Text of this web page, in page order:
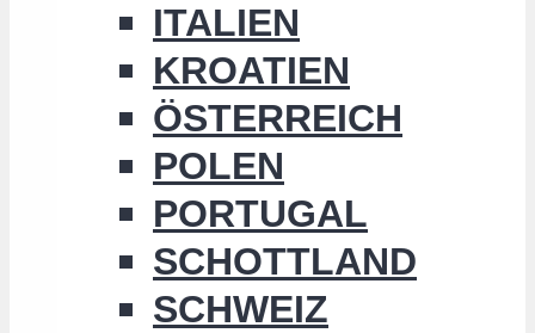
ITALIEN
KROATIEN
ÖSTERREICH
POLEN
PORTUGAL
SCHOTTLAND
SCHWEIZ